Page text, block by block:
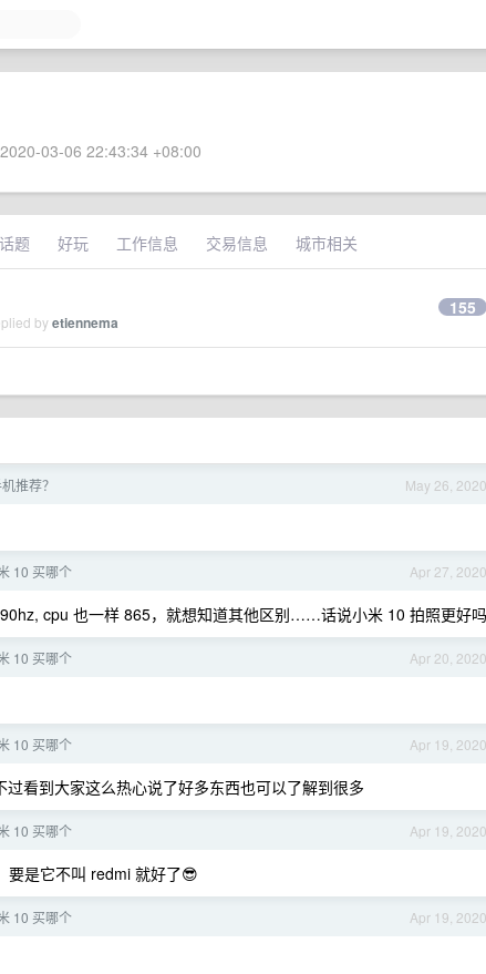
03-06 22:43:34 +08:00
题 好玩 工作信息 交易信息 城市相关
byetiennema
155
May 26, 2020
推荐？
Apr 27, 2020
10 买哪个
cpu 也一样 865，就想知道其他区别……话说小米 10 拍照更好吗
Apr 20, 2020
10 买哪个
Apr 19, 2020
10 买哪个
看到大家这么热心说了好多东西也可以了解到很多
Apr 19, 2020
10 买哪个
要是它不叫 redmi 就好了😎
Apr 19, 2020
10 买哪个